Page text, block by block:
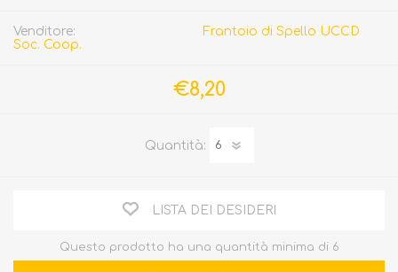
Venditore:
Frantoio di Spello UCCD
Soc. Coop.
€8,20
Quantità:
LISTA DEI DESIDERI
Questo prodotto ha una quantità minima di 6